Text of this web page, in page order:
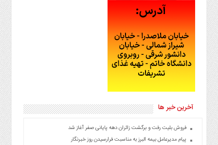
آخرین خبر ها
فروش بلیت رفت و برگشت زائران دهه پایانی صفر آغاز شد
پیام مدیرعامل بیمه البرز به مناسبت فرارسیدن روز خبرنگار